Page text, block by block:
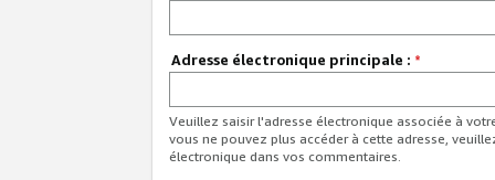
Adresse électronique principale : *
Veuillez saisir l'adresse électronique associée à
vous ne pouvez plus accéder à cette adresse,
électronique dans vos commentaires.